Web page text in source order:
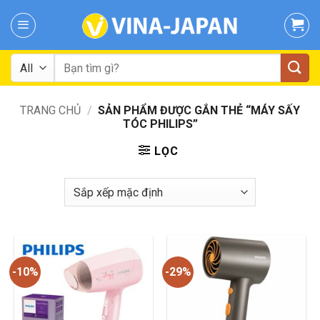
Tìm
kiếm:
TRANG CHỦ / SẢN PHẨM ĐƯỢC GẮN THẺ “MÁY SẤY
TÓC PHILIPS”
LỌC
-10% -29%